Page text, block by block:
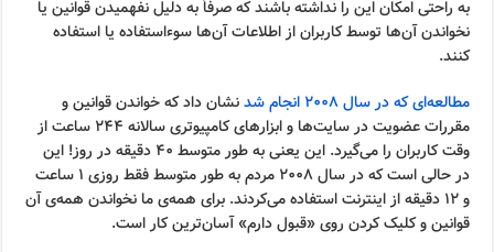
به راحتی امکان این را نداشته باشند که صرفاً به دلیل نفهمیدن قوانین یا
نخواندن آن‌ها توسط کاربران از اطلاعات آن‌ها سوءاستفاده یا استفاده
کنند.
مطالعه‌ای که در سال ۲۰۰۸ انجام شد
نشان داد که خواندن قوانین و
مقررات عضویت در سایت‌ها و ابزارهای کامپیوتری سالانه ۲۴۴ ساعت از
وقت کاربران را می‌گیرد. این یعنی به طور متوسط ۴۰ دقیقه در روز! این
در حالی است که در سال ۲۰۰۸ مردم به طور متوسط فقط روزی ۱ ساعت
و ۱۲ دقیقه از اینترنت استفاده می‌کردند. برای همه‌ی ما نخواندن همه‌ی آن
قوانین و کلیک کردن روی «قبول دارم» آسان‌ترین کار است.